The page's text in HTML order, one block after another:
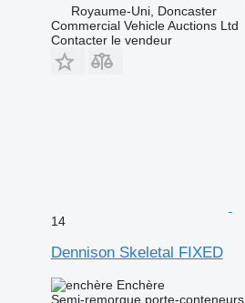
Royaume-Uni, Doncaster
Commercial Vehicle Auctions Ltd
Contacter le vendeur
14
Dennison Skeletal FIXED
Enchère
Semi-remorque porte-conteneurs